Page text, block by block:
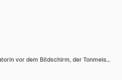
Weibliche Radiomoderatorin vor dem Bildschirm, der Tonmeister betreibt